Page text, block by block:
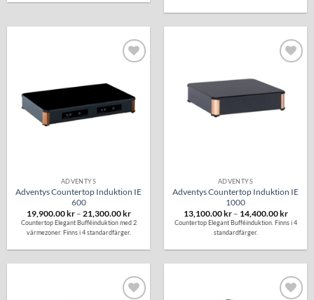
önskelistan
ADVENTYS
Adventys Countertop Induktion IE
600
19,900.00kr – 21,300.00krPrisintervall:
19,900.00 kr
till
21,300.00 kr
Countertop Elegant Bufféinduktion med 2
värmezoner. Finns i 4 standardfärger.
önskelistan
ADVENTYS
Adventys Countertop Induktion IE
1000
13,100.00kr – 14,400.00kr
till
Countertop Elegant Bufféinduktion. Finns i 4
standardfärger.